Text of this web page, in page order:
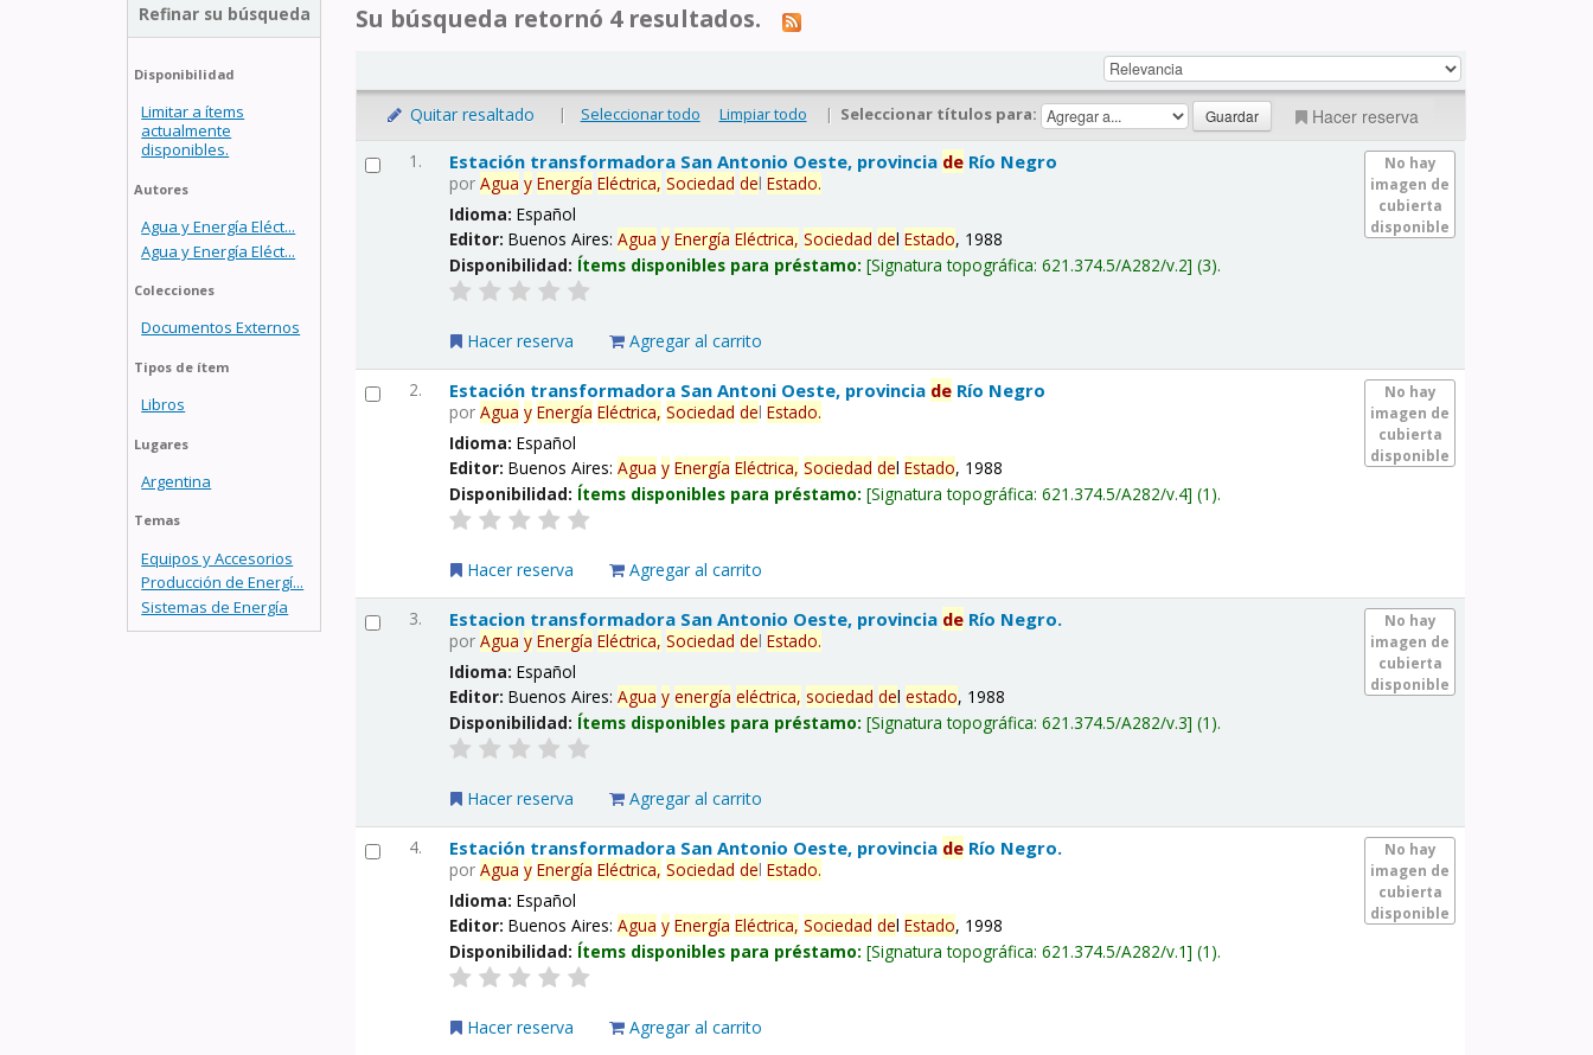
Refinar su búsqueda
Disponibilidad
Limitar a ítems
actualmente
disponibles.
Autores
Agua y Energía Eléct...
Agua y Energía Eléct...
Colecciones
Documentos Externos
Tipos de ítem
Libros
Lugares
Argentina
Temas
Equipos y Accesorios
Producción de Energí...
Sistemas de Energía
Su búsqueda retornó 4 resultados.
Quitar resaltado | Seleccionar todo Limpiar todo | Seleccionar títulos para: Hacer reserva
1.
No hay
imagen de
cubierta
disponible
Estación transformadora San Antonio Oeste, provincia de Río Negro
porAgua y Energía Eléctrica, Sociedad delEstado.
Idioma:Español
Editor:Buenos Aires:Agua y Energía Eléctrica, Sociedad delEstado, 1988
Disponibilidad: Ítems disponibles para préstamo: Signatura topográfica:621.374.5/A282/v.2 (3).
Hacer reserva Agregar al carrito
2.
No hay
imagen de
cubierta
disponible
Estación transformadora San Antoni Oeste, provincia de Río Negro
porAgua y Energía Eléctrica, Sociedad delEstado.
Idioma:Español
Editor:Buenos Aires:Agua y Energía Eléctrica, Sociedad delEstado, 1988
Disponibilidad: Ítems disponibles para préstamo: Signatura topográfica:621.374.5/A282/v.4 (1).
Hacer reserva Agregar al carrito
3.
No hay
imagen de
cubierta
disponible
Estacion transformadora San Antonio Oeste, provincia de Río Negro.
porAgua y Energía Eléctrica, Sociedad delEstado.
Idioma:Español
Editor:Buenos Aires:Agua y energía eléctrica, sociedad delestado, 1988
Disponibilidad: Ítems disponibles para préstamo: Signatura topográfica:621.374.5/A282/v.3 (1).
Hacer reserva Agregar al carrito
4.
No hay
imagen de
cubierta
disponible
Estación transformadora San Antonio Oeste, provincia de Río Negro.
porAgua y Energía Eléctrica, Sociedad delEstado.
Idioma:Español
Editor:Buenos Aires:Agua y Energía Eléctrica, Sociedad delEstado, 1998
Disponibilidad: Ítems disponibles para préstamo: Signatura topográfica:621.374.5/A282/v.1 (1).
Hacer reserva Agregar al carrito